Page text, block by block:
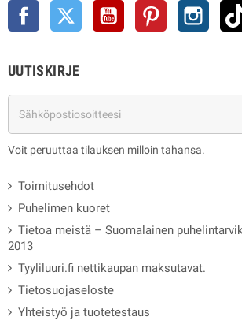
Facebook Twitter YouTube Pinterest
UUTISKIRJE
Voit peruuttaa tilauksen milloin tahansa.
Toimitusehdot
Puhelimen kuoret
Tietoa meistä – Suomalainen
2013
Tyyliluuri.fi nettikaupan maksutavat.
Tietosuojaseloste
Yhteistyö ja tuotetestaus